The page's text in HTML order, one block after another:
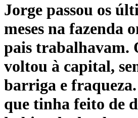
Jorge passou os
meses na fazenda
pais trabalhavam.
voltou à capital,
barriga e
que tinha feito de